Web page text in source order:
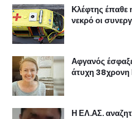
Κλέφτης έπαθε
νεκρό οι
Αφγανός
άτυχη 38χρονη
Η ΕΛ.ΑΣ.